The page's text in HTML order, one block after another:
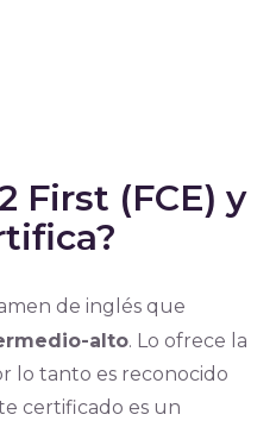
First (FCE) y
de inglés que
alto. Lo ofrece la
lo tanto es reconocido
certificado es un